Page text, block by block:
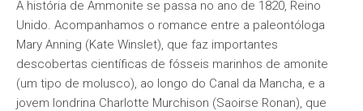
A história de Ammonite se passa no ano de 1820, Reino
Unido. Acompanhamos o romance entre a paleontóloga
Mary Anning (Kate Winslet), que faz importantes
descobertas científicas de fósseis marinhos de amonite
(um tipo de molusco), ao longo do Canal da Mancha, e a
jovem londrina Charlotte Murchison (Saoirse Ronan), que